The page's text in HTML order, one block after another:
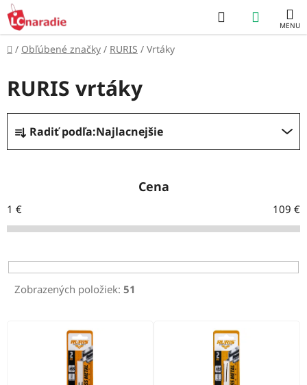
Prejsť
na
obsah
Hľadať
KOŠÍK
Domov
/ Obľúbené značky / RURIS / Vrtáky
RURIS vrtáky
R
a
n
i
p
r
Radiť podľa:Najlacnejšie
Cena
1 € 109 €
Zobrazených položiek: 51